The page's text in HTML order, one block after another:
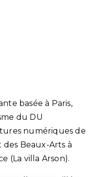
basée à Paris,
du DU
numériques de
des Beaux-Arts à
(La villa Arson).